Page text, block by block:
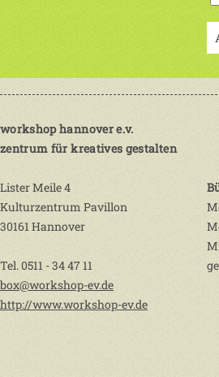
workshop hannover e.v.
zentrum für kreatives gestalten
Lister Meile 4
Kulturzentrum Pavillon
30161 Hannover
Tel. 0511 - 34 47 11
box@workshop-ev.de
http://www.workshop-ev.de